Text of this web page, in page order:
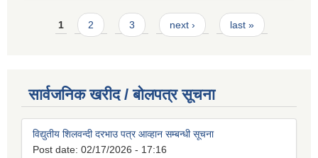
Pages
1 2 3 next › last »
सार्वजनिक खरीद / बोलपत्र सूचना
विद्युतीय शिलवन्दी दरभाउ पत्र आव्हान सम्बन्धी सूचना
Post date: 02/17/2026 - 17:16